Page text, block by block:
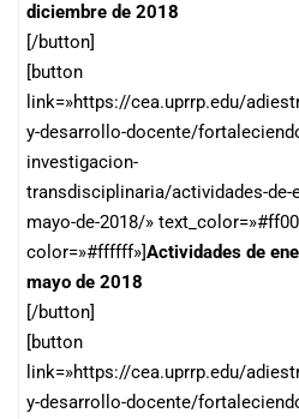
diciembre de 2018
[/button]
[button
link=»https://cea.uprrp.edu/
y-desarrollo-docente/
investigacion-
transdisciplinaria/actividades-de-
mayo-de-2018/»
color=»#ffffff»]Actividades de
mayo de 2018
[/button]
[button
link=»https://cea.uprrp.edu/
y-desarrollo-docente/